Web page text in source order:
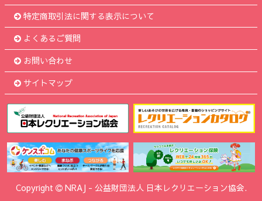
特定商取引法に関する表示について
よくあるご質問
お問い合わせ
サイトマップ
Copyright NRAJ - 公益財団法人 日本レクリエーション協会.